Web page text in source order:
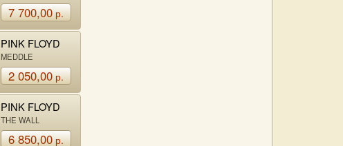
7 700,00р.
PINK FLOYD
MEDDLE
2 050,00р.
PINK FLOYD
THE WALL
6 850,00р.